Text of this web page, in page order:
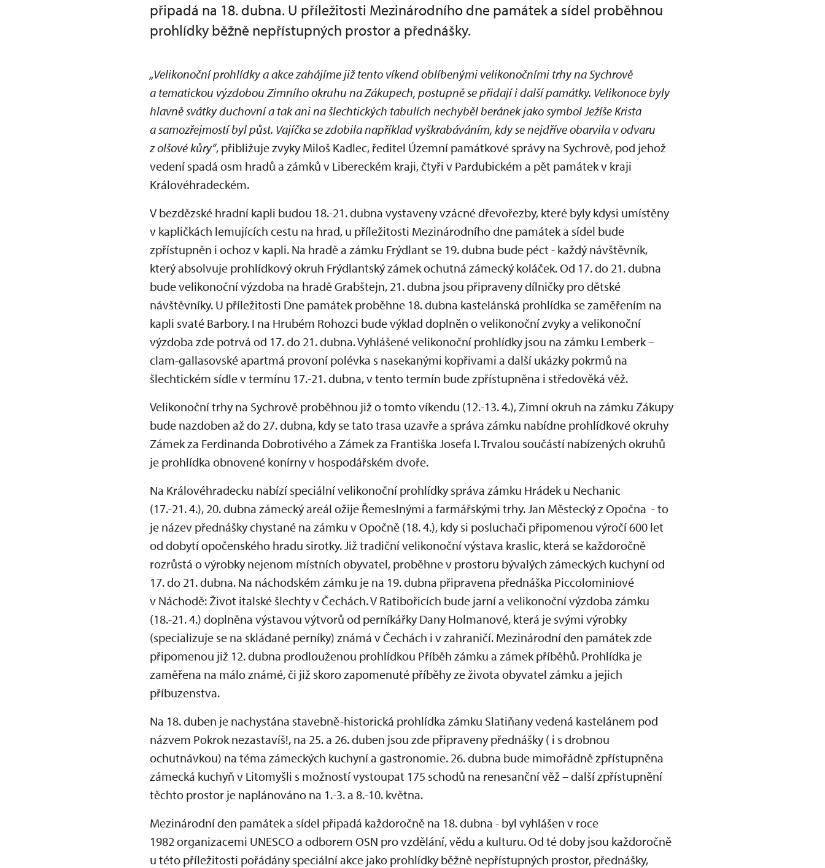
připadá na 18. dubna. U příležitosti Mezinárodního dne památek a sídel proběhnou
prohlídky běžně nepřístupných prostor a přednášky.
„Velikonoční prohlídky a akce zahájíme již tento víkend oblíbenými velikonočními trhy na Sychrově
a tematickou výzdobou Zimního okruhu na Zákupech, postupně se přidají i další památky. Velikonoce byly
hlavně svátky duchovní a tak ani na šlechtických tabulích nechyběl beránek jako symbol Ježíše Krista
a samozřejmostí byl půst. Vajíčka se zdobila například vyškrabáváním, kdy se nejdříve obarvila v odvaru
z olšové kůry“, přibližuje zvyky Miloš Kadlec, ředitel Územní památkové správy na Sychrově, pod jehož
vedení spadá osm hradů a zámků v Libereckém kraji, čtyři v Pardubickém a pět památek v kraji
Královéhradeckém.
V bezdězské hradní kapli budou 18.-21. dubna vystaveny vzácné dřevořezby, které byly kdysi umístěny
v kapličkách lemujících cestu na hrad, u příležitosti Mezinárodního dne památek a sídel bude
zpřístupněn i ochoz v kapli. Na hradě a zámku Frýdlant se 19. dubna bude péct - každý návštěvník,
který absolvuje prohlídkový okruh Frýdlantský zámek ochutná zámecký koláček. Od 17. do 21. dubna
bude velikonoční výzdoba na hradě Grabštejn, 21. dubna jsou připraveny dílničky pro dětské
návštěvníky. U příležitosti Dne památek proběhne 18. dubna kastelánská prohlídka se zaměřením na
kapli svaté Barbory. I na Hrubém Rohozci bude výklad doplněn o velikonoční zvyky a velikonoční
výzdoba zde potrvá od 17. do 21. dubna. Vyhlášené velikonoční prohlídky jsou na zámku Lemberk –
clam-gallasovské apartmá provoní polévka s nasekanými kopřivami a další ukázky pokrmů na
šlechtickém sídle v termínu 17.-21. dubna, v tento termín bude zpřístupněna i středověká věž.
Velikonoční trhy na Sychrově proběhnou již o tomto víkendu (12.-13. 4.), Zimní okruh na zámku Zákupy
bude nazdoben až do 27. dubna, kdy se tato trasa uzavře a správa zámku nabídne prohlídkové okruhy
Zámek za Ferdinanda Dobrotivého a Zámek za Františka Josefa I. Trvalou součástí nabízených okruhů
je prohlídka obnovené konírny v hospodářském dvoře.
Na Královéhradecku nabízí speciální velikonoční prohlídky správa zámku Hrádek u Nechanic
(17.-21. 4.), 20. dubna zámecký areál ožije Řemeslnými a farmářskými trhy. Jan Městecký z Opočna - to
je název přednášky chystané na zámku v Opočně (18. 4.), kdy si posluchači připomenou výročí 600 let
od dobytí opočenského hradu sirotky. Již tradiční velikonoční výstava kraslic, která se každoročně
rozrůstá o výrobky nejenom místních obyvatel, proběhne v prostoru bývalých zámeckých kuchyní od
17. do 21. dubna. Na náchodském zámku je na 19. dubna připravena přednáška Piccolominiové
v Náchodě: Život italské šlechty v Čechách. V Ratibořicích bude jarní a velikonoční výzdoba zámku
(18.-21. 4.) doplněna výstavou výtvorů od perníkářky Dany Holmanové, která je svými výrobky
(specializuje se na skládané perníky) známá v Čechách i v zahraničí. Mezinárodní den památek zde
připomenou již 12. dubna prodlouženou prohlídkou Příběh zámku a zámek příběhů. Prohlídka je
zaměřena na málo známé, či již skoro zapomenuté příběhy ze života obyvatel zámku a jejich
příbuzenstva.
Na 18. duben je nachystána stavebně-historická prohlídka zámku Slatiňany vedená kastelánem pod
názvem Pokrok nezastavíš!, na 25. a 26. duben jsou zde připraveny přednášky ( i s drobnou
ochutnávkou) na téma zámeckých kuchyní a gastronomie. 26. dubna bude mimořádně zpřístupněna
zámecká kuchyň v Litomyšli s možností vystoupat 175 schodů na renesanční věž – další zpřístupnění
těchto prostor je naplánováno na 1.-3. a 8.-10. května.
Mezinárodní den památek a sídel připadá každoročně na 18. dubna - byl vyhlášen v roce
1982 organizacemi UNESCO a odborem OSN pro vzdělání, vědu a kulturu. Od té doby jsou každoročně
u této příležitosti pořádány speciální akce jako prohlídky běžně nepřístupných prostor, přednášky,